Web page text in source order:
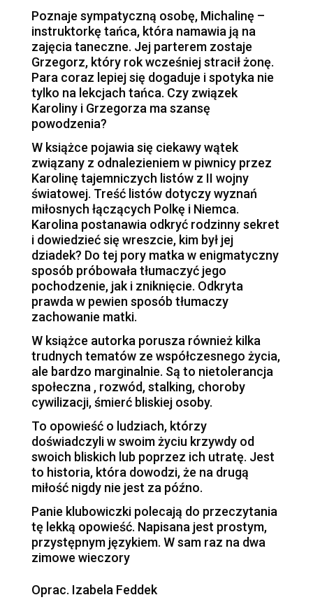
Poznaje sympatyczną osobę, Michalinę –
instruktorkę tańca, która namawia ją na
zajęcia taneczne. Jej parterem zostaje
Grzegorz, który rok wcześniej stracił żonę.
Para coraz lepiej się dogaduje i spotyka nie
tylko na lekcjach tańca. Czy związek
Karoliny i Grzegorza ma szansę
powodzenia?
W książce pojawia się ciekawy wątek
związany z odnalezieniem w piwnicy przez
Karolinę tajemniczych listów z II wojny
światowej. Treść listów dotyczy wyznań
miłosnych łączących Polkę i Niemca.
Karolina postanawia odkryć rodzinny sekret
i dowiedzieć się wreszcie, kim był jej
dziadek? Do tej pory matka w enigmatyczny
sposób próbowała tłumaczyć jego
pochodzenie, jak i zniknięcie. Odkryta
prawda w pewien sposób tłumaczy
zachowanie matki.
W książce autorka porusza również kilka
trudnych tematów ze współczesnego życia,
ale bardzo marginalnie. Są to nietolerancja
społeczna , rozwód, stalking, choroby
cywilizacji, śmierć bliskiej osoby.
To opowieść o ludziach, którzy
doświadczyli w swoim życiu krzywdy od
swoich bliskich lub poprzez ich utratę. Jest
to historia, która dowodzi, że na drugą
miłość nigdy nie jest za późno.
Panie klubowiczki polecają do przeczytania
tę lekką opowieść. Napisana jest prostym,
przystępnym językiem. W sam raz na dwa
zimowe wieczory
Oprac. Izabela Feddek